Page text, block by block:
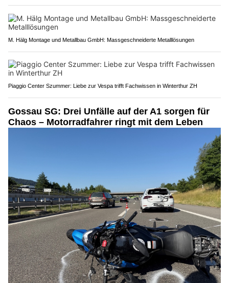
M. Hälg Montage und Metallbau GmbH: Massgeschneiderte Metalllösungen
Piaggio Center Szummer: Liebe zur Vespa trifft Fachwissen in Winterthur ZH
Gossau SG: Drei Unfälle auf der A1 sorgen für
Chaos – Motorradfahrer ringt mit dem Leben